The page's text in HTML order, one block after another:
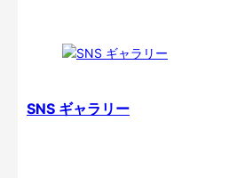
SNS ギャラリー